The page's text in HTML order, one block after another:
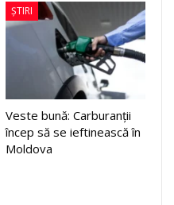
ȘTIRI
Veste bună: Carburanții
încep să se ieftinească în
Moldova